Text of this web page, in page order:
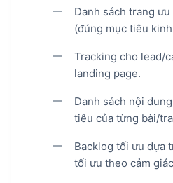
Danh sách trang
(đúng mục tiêu
Tracking cho lead/
landing page.
Danh sách nội
tiêu của từng bài/
Backlog tối ưu dựa
tối ưu theo cảm